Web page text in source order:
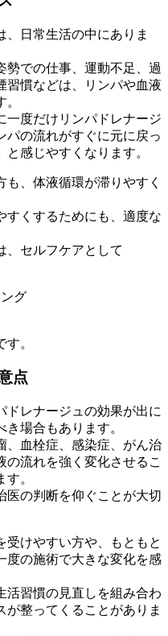
日常生活の中にありま
勢での仕事、運動不足、過
習慣などは、リンパや血液
一度だけリンパドレナージ
パの流れがすぐに元に戻っ
感じやすくなります。
、体液循環が滞りやすく
すくするためにも、適度な
、セルフケアとして
グ
。
点
ドレナージュの効果が出に
場合もあります。
、血栓症、感染症、がん治
流れを強く変化させるこ
。
医の判断を仰ぐことが大切
受けやすい方や、もともと
度の施術で大きな変化を感
活習慣の見直しを組み合わ
整ってくることがありま